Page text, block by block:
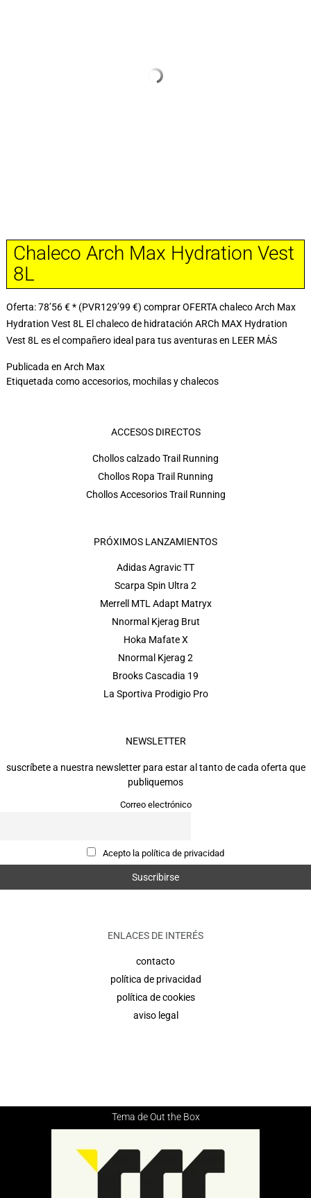
Chaleco Arch Max Hydration Vest
8L
Oferta: 78’56 € * (PVR129’99 €) comprar OFERTA chaleco Arch Max
Hydration Vest 8L El chaleco de hidratación ARCh MAX Hydration
Vest 8L es el compañero ideal para tus aventuras en LEER MÁS
Publicada en Arch Max
Etiquetada comoaccesorios, mochilas y chalecos
ACCESOS DIRECTOS
Chollos calzado Trail Running
Chollos Ropa Trail Running
Chollos Accesorios Trail Running
PRÓXIMOS LANZAMIENTOS
Adidas Agravic TT
Scarpa Spin Ultra 2
Merrell MTL Adapt Matryx
Nnormal Kjerag Brut
Hoka Mafate X
Nnormal Kjerag 2
Brooks Cascadia 19
La Sportiva Prodigio Pro
NEWSLETTER
suscríbete a nuestra newsletter para estar al tanto de cada oferta que
publiquemos
Correo electrónico
Acepto la política de privacidad
ENLACES DE INTERÉS
contacto
política de privacidad
política de cookies
aviso legal
Tema deOut the Box